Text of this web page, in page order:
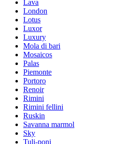
Lava
London
Lotus
Luxor
Luxury
Mola di bari
Mosaicos
Palas
Piemonte
Portoro
Renoir
Rimini
Rimini fellini
Ruskin
Savanna marmol
Sky
Tuli-poni